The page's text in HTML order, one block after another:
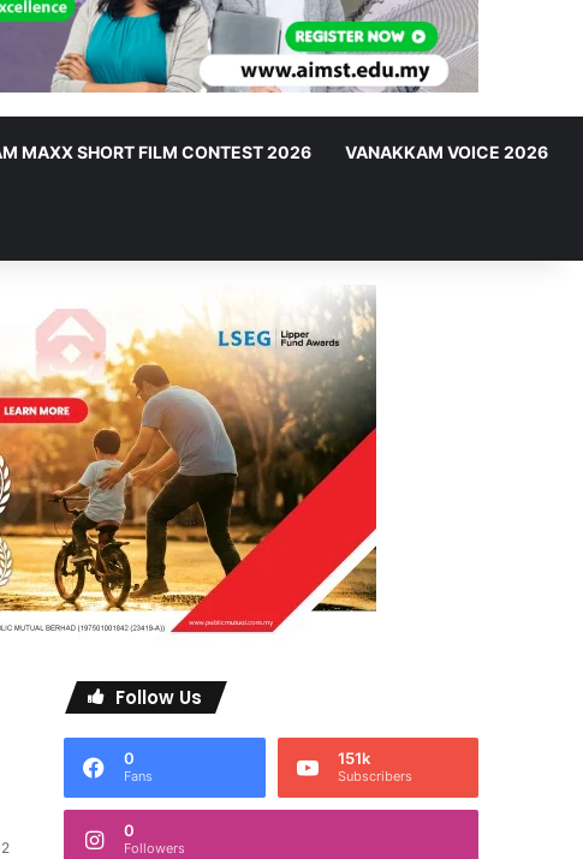
MAXX SHORT FILM CONTEST 2026 VANAKKAM VOICE 2026
Follow Us
0
Fans
151k
Subscribers
0
Followers